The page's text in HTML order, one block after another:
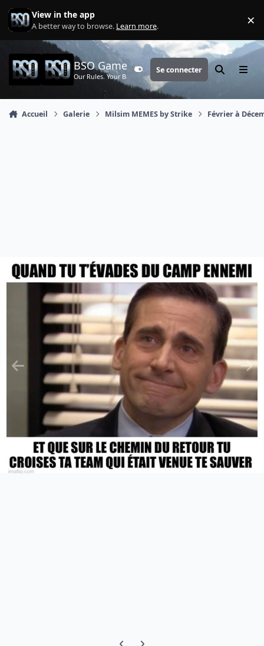
Aller au contenu
View in the app
A better way to browse. Learn more. ×
BSO Games
Our Rules. Your Battle.Customizer
Se connecter Rechercher
Menu
Accueil Galerie Milsim MEMES by Strike Février à
Previous carousel slide
Next carousel slide